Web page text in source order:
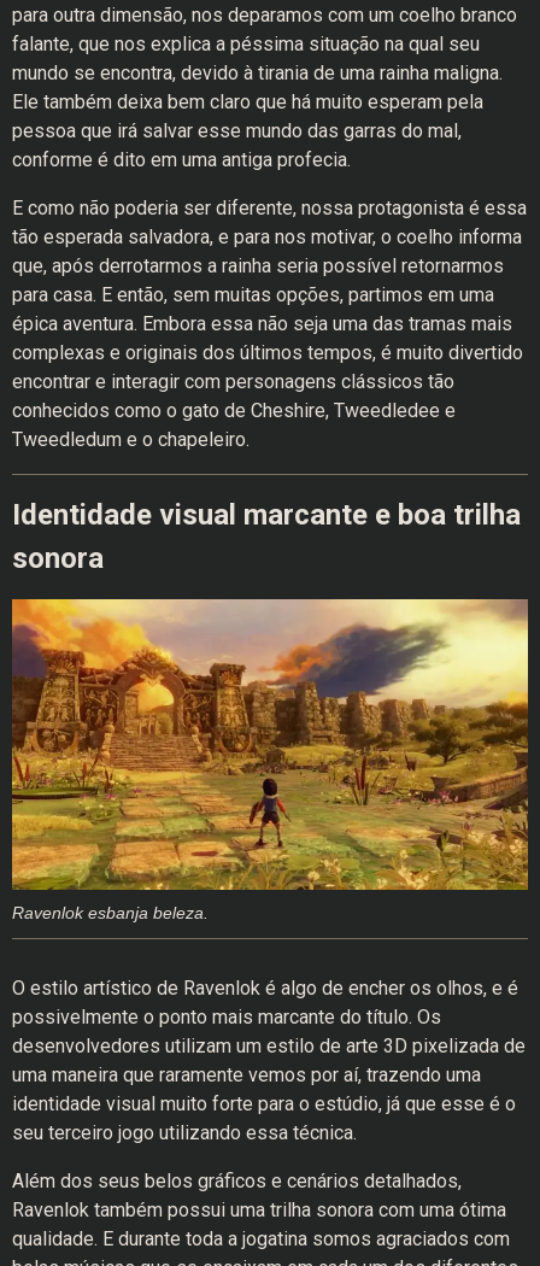
para outra dimensão, nos deparamos com um coelho branco
falante, que nos explica a péssima situação na qual seu
mundo se encontra, devido à tirania de uma rainha maligna.
Ele também deixa bem claro que há muito esperam pela
pessoa que irá salvar esse mundo das garras do mal,
conforme é dito em uma antiga profecia.
E como não poderia ser diferente, nossa protagonista é essa
tão esperada salvadora, e para nos motivar, o coelho informa
que, após derrotarmos a rainha seria possível retornarmos
para casa. E então, sem muitas opções, partimos em uma
épica aventura. Embora essa não seja uma das tramas mais
complexas e originais dos últimos tempos, é muito divertido
encontrar e interagir com personagens clássicos tão
conhecidos como o gato de Cheshire, Tweedledee e
Tweedledum e o chapeleiro.
Identidade visual marcante e boa trilha
sonora
Ravenlok esbanja beleza.
O estilo artístico de Ravenlok é algo de encher os olhos, e é
possivelmente o ponto mais marcante do título. Os
desenvolvedores utilizam um estilo de arte 3D pixelizada de
uma maneira que raramente vemos por aí, trazendo uma
identidade visual muito forte para o estúdio, já que esse é o
seu terceiro jogo utilizando essa técnica.
Além dos seus belos gráficos e cenários detalhados,
Ravenlok também possui uma trilha sonora com uma ótima
qualidade. E durante toda a jogatina somos agraciados com